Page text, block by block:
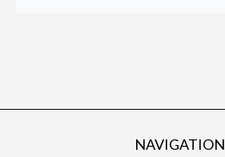
NAVIGATION